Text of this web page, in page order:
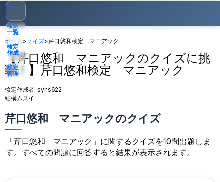
ホーム
検定
一覧
検定
作成
検定
管理
ゲスト▾
ホーム>クイズ>芹口悠和検定 マニアック
【芹口悠和 マニアックのクイズに挑
戦！】芹口悠和検定 マニアック
検定作成者: syhs622
結構ムズイ
芹口悠和 マニアックのクイズ
「芹口悠和 マニアック」に関するクイズを10問出題しま
す。すべての問題に回答すると結果が表示されます。